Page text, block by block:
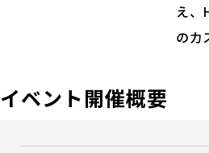
え、
のカ
イベント開催概要